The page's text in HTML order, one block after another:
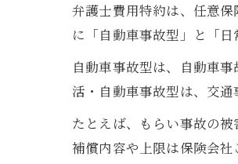
弁護士費用特約は、任意
に「自動車事故型」と「
自動車事故型は、自動車
活・自動車事故型は、交
たとえば、もらい事故の
補償内容や上限は保険会社